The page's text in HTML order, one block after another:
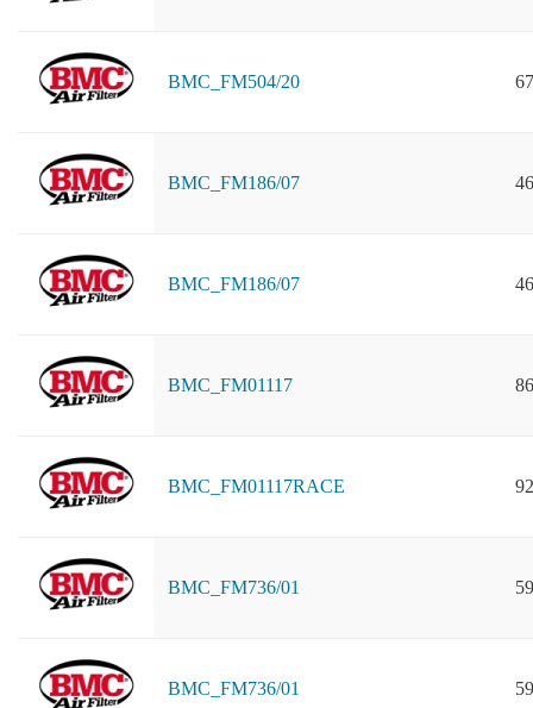
BMC_FM504/20
BMC_FM186/07
BMC_FM186/07
BMC_FM01117
BMC_FM01117RACE
BMC_FM736/01
BMC_FM736/01